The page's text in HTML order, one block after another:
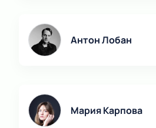
Антон Лобан
Мария Карпова